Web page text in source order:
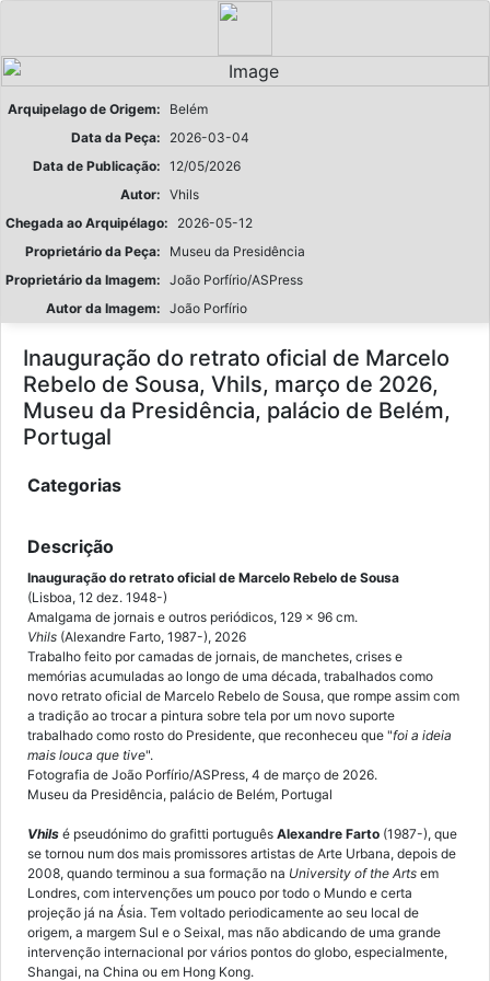
Arquipelago de Origem:
Belém
Data da Peça:
2026-03-04
Data de Publicação: 12/05/2026
Autor: Vhils
Chegada ao Arquipélago:
2026-05-12
Proprietário da Peça:
Museu da Presidência
Proprietário da Imagem: João Porfírio/ASPress
Autor da Imagem: João Porfírio
Inauguração do retrato oficial de Marcelo
Rebelo de Sousa, Vhils, março de 2026,
Museu da Presidência, palácio de Belém,
Portugal
Categorias
Descrição
Inauguração do retrato oficial de Marcelo Rebelo de Sousa
(Lisboa, 12 dez. 1948-)
Amalgama de jornais e outros periódicos, 129 x 96 cm.
Vhils (Alexandre Farto, 1987-), 2026
Trabalho feito por camadas de jornais, de manchetes, crises e
memórias acumuladas ao longo de uma década, trabalhados como
novo retrato oficial de Marcelo Rebelo de Sousa, que rompe assim com
a tradição ao trocar a pintura sobre tela por um novo suporte
trabalhado como rosto do Presidente, que reconheceu que "foi a ideia
mais louca que tive".
Fotografia de João Porfírio/ASPress, 4 de março de 2026.
Museu da Presidência, palácio de Belém, Portugal
Vhils é pseudónimo do grafitti português Alexandre Farto (1987-), que
se tornou num dos mais promissores artistas de Arte Urbana, depois de
2008, quando terminou a sua formação na University of the Arts em
Londres, com intervenções um pouco por todo o Mundo e certa
projeção já na Ásia. Tem voltado periodicamente ao seu local de
origem, a margem Sul e o Seixal, mas não abdicando de uma grande
intervenção internacional por vários pontos do globo, especialmente,
Shangai, na China ou em Hong Kong.